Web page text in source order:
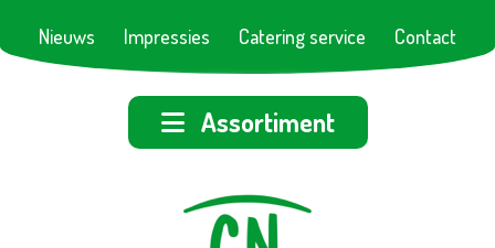
Nieuws Impressies Catering service Contact
Assortiment